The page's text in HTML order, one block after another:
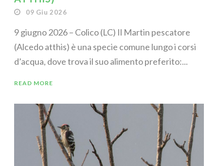
09 Giu 2026
9 giugno 2026 – Colico (LC) Il Martin pescatore
(Alcedo atthis) è una specie comune lungo i corsi
d’acqua, dove trova il suo alimento preferito:...
READ MORE